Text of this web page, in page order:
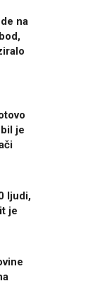
na
je
ljudi,
je